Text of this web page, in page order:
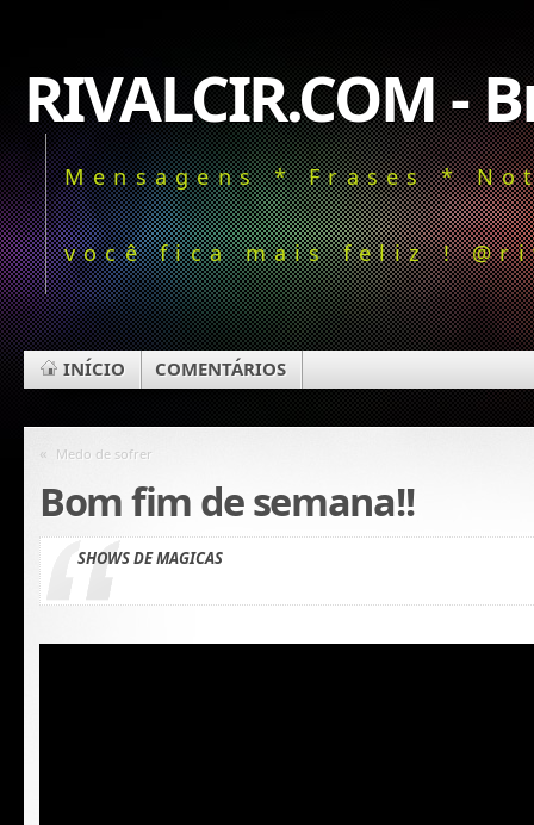
RIVALCIR.COM -
Mensagens * Frases *
você fica mais feliz !
INÍCIO COMENTÁRIOS
« Medo de sofrer
Bom fim de semana!!
SHOWS DE MAGICAS